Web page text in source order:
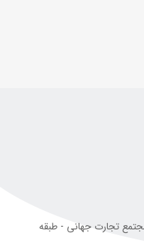
تجارت جهانی - طبقه